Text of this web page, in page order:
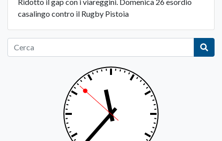
casalingo contro il Rugby Pistoia